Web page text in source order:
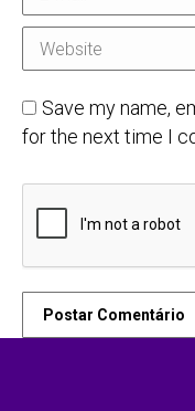
Website
Save my name,
for the next time I
Postar Comentário